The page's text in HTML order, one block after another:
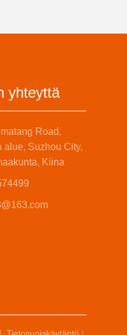
yhteyttä
Road,
alue, Suzhou City,
Kiina